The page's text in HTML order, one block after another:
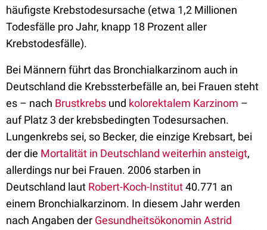
häufigste Krebstodesursache (etwa 1,2 Millionen
Todesfälle pro Jahr, knapp 18 Prozent aller
Krebstodesfälle).
Bei Männern führt das Bronchialkarzinom auch in
Deutschland die Krebssterbefälle an, bei Frauen steht
es – nach Brustkrebs und kolorektalem Karzinom –
auf Platz 3 der krebsbedingten Todesursachen.
Lungenkrebs sei, so Becker, die einzige Krebsart, bei
der die Mortalität in Deutschland weiterhin ansteigt,
allerdings nur bei Frauen. 2006 starben in
Deutschland laut Robert-Koch-Institut40.771 an
einem Bronchialkarzinom. In diesem Jahr werden
nach Angaben der Gesundheitsökonomin Astrid